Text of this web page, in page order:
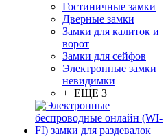
Гостиничные замки
Дверные замки
Замки для калиток и
ворот
Замки для сейфов
Электронные замки
невидимки
+ ЕЩЕ 3